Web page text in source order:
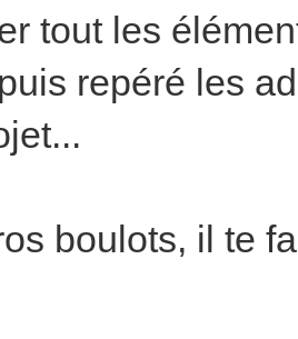
tout les
repéré les
boulots, il te